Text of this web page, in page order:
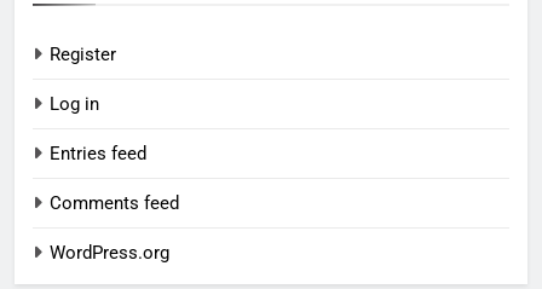
Register
Log in
Entries feed
Comments feed
WordPress.org